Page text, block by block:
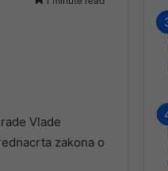
Vlade
zakona o